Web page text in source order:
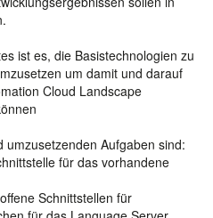
ist es, die Basistechnologien zu
um damit und darauf
Cloud Landscape
umzusetzenden Aufgaben sind:
für das vorhandene
Schnittstellen für